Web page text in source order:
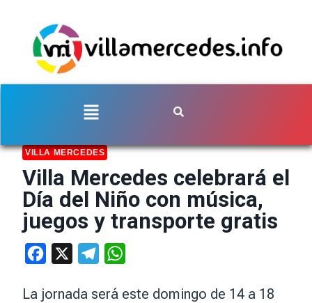
VILLA MERCEDES
Villa Mercedes celebrará el
Día del Niño con música,
juegos y transporte gratis
Facebook Telegram
La jornada será este domingo de 14 a 18